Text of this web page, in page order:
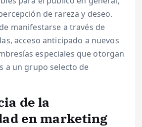
de rareza y deseo.
manifestarse a través de
acceso anticipado a nuevos
especiales que otorgan
a un grupo selecto de
de la
en marketing